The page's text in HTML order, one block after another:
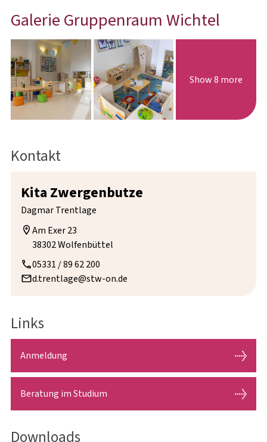
Galerie Gruppenraum Wichtel
Show 8 more
Kontakt
Kita Zwergenbutze
Dagmar Trentlage
Am Exer 23
38302 Wolfenbüttel
05331 / 89 62 200
d.trentlage@stw-on.de
Links
Anmeldung
Beratung im Studium
Downloads